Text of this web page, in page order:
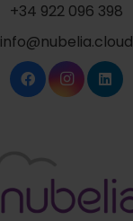
+34 922 096 398
info@nubelia.cloud